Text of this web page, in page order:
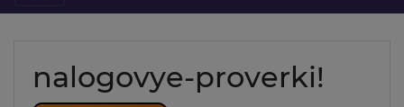
nalogovye-proverki!